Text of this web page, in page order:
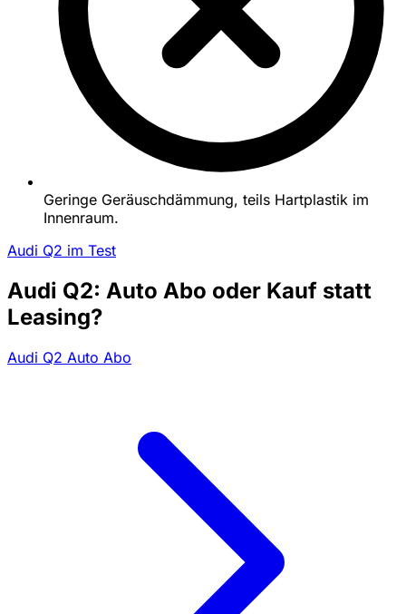
Geringe Geräuschdämmung, teils Hartplastik im
Innenraum.
Audi Q2 im Test
Audi Q2: Auto Abo oder Kauf statt
Leasing?
Audi Q2 Auto Abo